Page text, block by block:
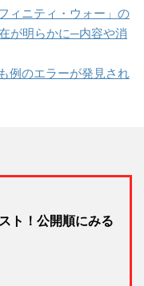
ィニティ・ウォー」の
が明らかに─内容や消
例のエラーが発見され
ト！公開順にみる